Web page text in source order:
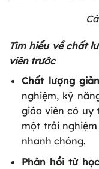
Tìm hiểu về chất
viên trước
Chất lượng
nghiệm, kỹ
giáo viên có uy
một trải
nhanh chóng.
Phản hồi từ